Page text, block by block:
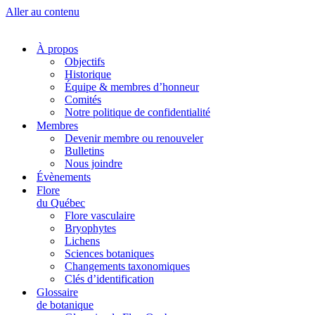
Aller au contenu
À propos
Objectifs
Historique
Équipe & membres d’honneur
Comités
Notre politique de confidentialité
Membres
Devenir membre ou renouveler
Bulletins
Nous joindre
Évènements
Flore
du Québec
Flore vasculaire
Bryophytes
Lichens
Sciences botaniques
Changements taxonomiques
Clés d’identification
Glossaire
de botanique